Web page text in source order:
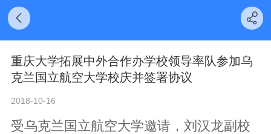
重庆大学拓展中外合作办学校领导率队参加乌
克兰国立航空大学校庆并签署协议
2018-10-16
受乌克兰国立航空大学邀请，刘汉龙副校